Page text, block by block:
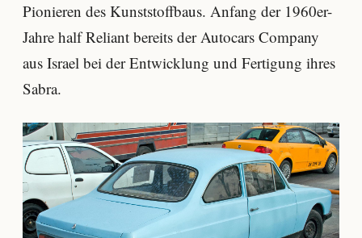
Pionieren des Kunststoffbaus. Anfang der 1960er-
Jahre half Reliant bereits der Autocars Company
aus Israel bei der Entwicklung und Fertigung ihres
Sabra.